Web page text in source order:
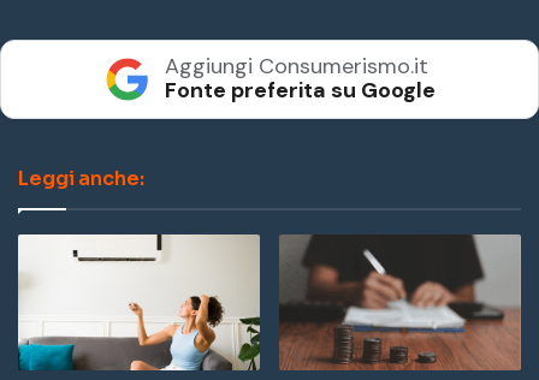
Aggiungi Consumerismo.it
Fonte preferita su Google
Leggi anche: